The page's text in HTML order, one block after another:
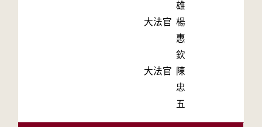
雄
大法官 楊
惠
欽
大法官
陳
忠
五